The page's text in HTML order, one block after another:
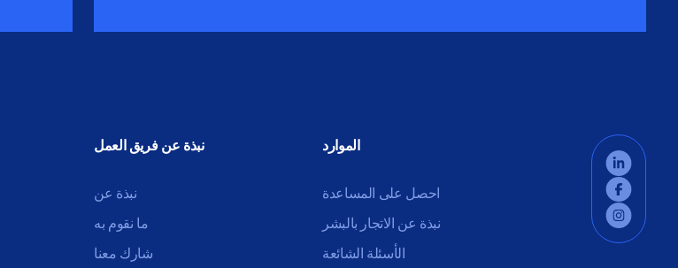
نبذة عن فريق العمل
نبذة عن
ما نقوم به
شارك معنا
الموارد
احصل على المساعدة
نبذة عن الاتجار بالبشر
الأسئلة الشائعة